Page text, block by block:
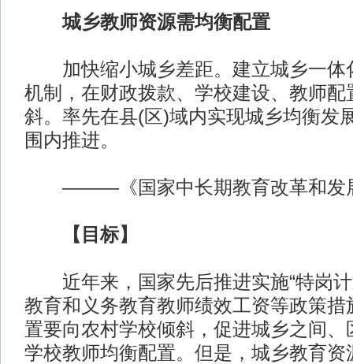
城乡教师资源需均衡配置
加快缩小城乡差距。建立城乡一体
机制，在财政拨款、学校建设、教师配
斜。率先在县(区)域内实现城乡均衡发
围内推进。
———《国家中长期教育改革和发
【目标】
近年来，国家先后推进实施“特岗计
教育和义务教育教师绩效工资等政策措
置要向农村学校倾斜，促进城乡之间、
学校教师均衡配置。但是，城乡教育资